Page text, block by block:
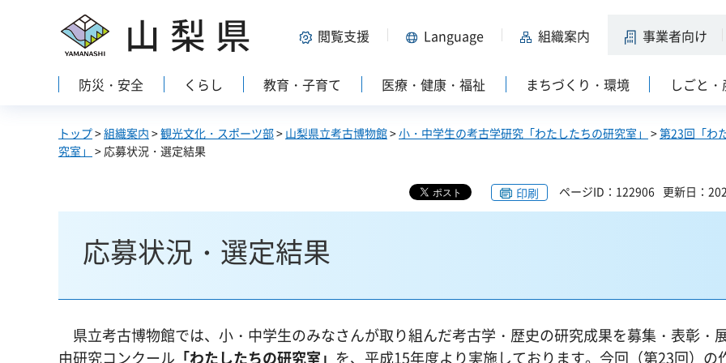
山梨県 閲覧支援 Language 組織案内 事業者向け
防災・安全 くらし 教育・子育て 医療・健康・福祉 まちづくり・環境 しごと
トップ>組織案内 >観光文化・スポーツ部> 山梨県立考古博物館>小・中学生の考古学研究「わたしたちの研究室」 >第23回「わ
究室」 > 応募状況・選定結果
印刷 ページID：122906 更新日：
応募状況・選定結果
県立考古博物館では、小・中学生のみなさんが取り組んだ考古学・歴史の研究成果を募集・表彰・
由研究コンクール 「わたしたちの研究室」 を、平成15年度より実施しております。今回（第23回）の